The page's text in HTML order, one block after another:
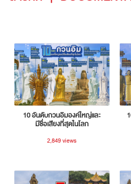
10 อันดับกวนอิมองค์ใหญ่และ
มีชื่อเสียงที่สุดในโลก
2,849 views